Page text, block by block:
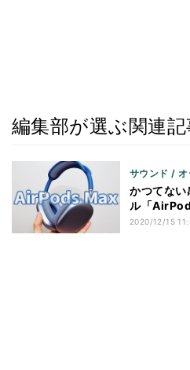
編集部が選ぶ関連記
サウンド / オ
かつてな
ル「
2020/12/15